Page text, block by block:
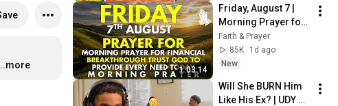
1:03:14
Friday, August 7 |
Morning Prayer for
Financial
Breakthrough | Trust
God to Provide
Faith & Prayer
85K
1d ago
New
Will She BURN Him
Like His Ex? | UDY